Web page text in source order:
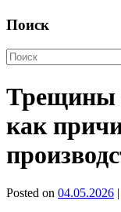
Поиск
Трещины
как
Posted on 04.05.2026